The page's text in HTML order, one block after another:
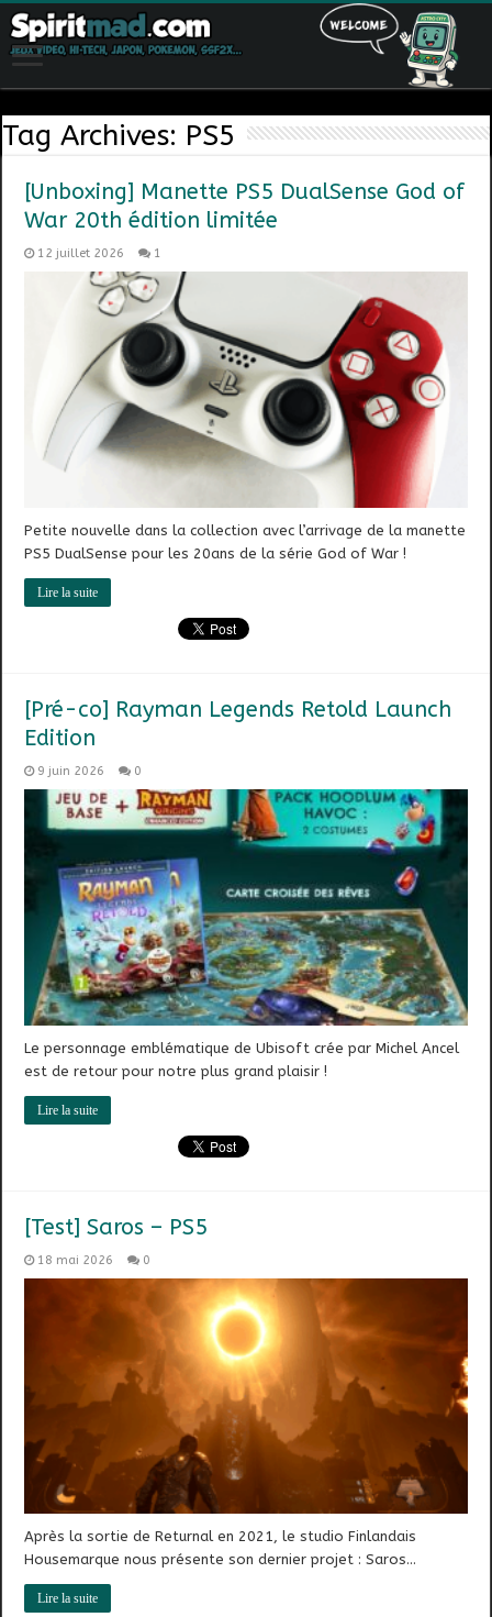
Tag Archives: PS5
[Unboxing] Manette PS5 DualSense God of
War 20th édition limitée
12 juillet 2026 1
Petite nouvelle dans la collection avec l’arrivage de la manette
PS5 DualSense pour les 20ans de la série God of War !
Lire la suite
[Pré-co] Rayman Legends Retold Launch
Edition
9 juin 2026 0
Le personnage emblématique de Ubisoft crée par Michel Ancel
est de retour pour notre plus grand plaisir !
Lire la suite
[Test] Saros – PS5
18 mai 2026 0
Après la sortie de Returnal en 2021, le studio Finlandais
Housemarque nous présente son dernier projet : Saros…
Lire la suite